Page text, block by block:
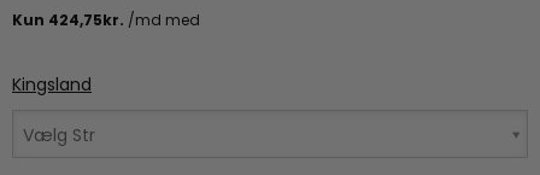
Kingsland
Vælg Str